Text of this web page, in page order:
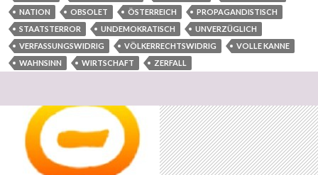
NATION
OBSOLET ÖSTERREICH
PROPAGANDISTISCH
STAATSTERROR
UNDEMOKRATISCH
UNVERZÜGLICH
VERFASSUNGSWIDRIG
VÖLKERRECHTSWIDRIG
VOLLE KANNE
WAHNSINN
WIRTSCHAFT ZERFALL